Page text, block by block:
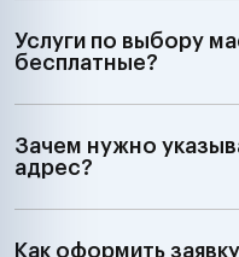
Услуги по выбору
бесплатные?
Зачем нужно
адрес?
Как оформить